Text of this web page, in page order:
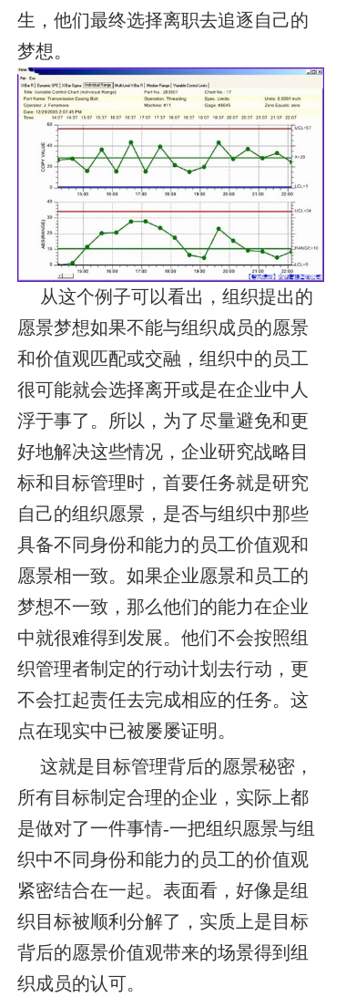
生，他们最终选择离职去追逐自己的
梦想。
从这个例子可以看出，组织提出的
愿景梦想如果不能与组织成员的愿景
和价值观匹配或交融，组织中的员工
很可能就会选择离开或是在企业中人
浮于事了。所以，为了尽量避免和更
好地解决这些情况，企业研究战略目
标和目标管理时，首要任务就是研究
自己的组织愿景，是否与组织中那些
具备不同身份和能力的员工价值观和
愿景相一致。如果企业愿景和员工的
梦想不一致，那么他们的能力在企业
中就很难得到发展。他们不会按照组
织管理者制定的行动计划去行动，更
不会扛起责任去完成相应的任务。这
点在现实中已被屡屡证明。
这就是目标管理背后的愿景秘密，
所有目标制定合理的企业，实际上都
是做对了一件事情-一把组织愿景与组
织中不同身份和能力的员工的价值观
紧密结合在一起。表面看，好像是组
织目标被顺利分解了，实质上是目标
背后的愿景价值观带来的场景得到组
织成员的认可。